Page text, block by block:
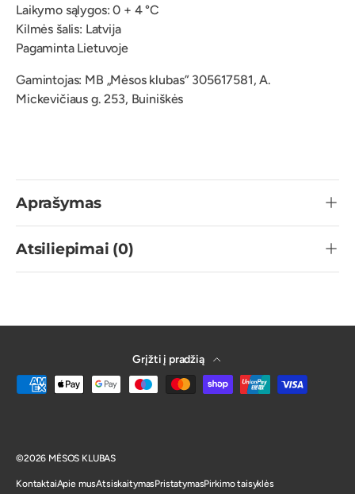
Laikymo sąlygos: 0 + 4 °C
Kilmės šalis: Latvija
Pagaminta Lietuvoje
Gamintojas: MB „Mėsos klubas” 305617581, A.
Mickevičiaus g. 253, Buiniškės
Aprašymas
Atsiliepimai (0)
Grįžti į pradžią
Galima atsiskaitymo būdu
©2026 MĖSOS KLUBAS
KontaktaiApie musAtsiskaitymasPristatymasPirkimo taisyklės